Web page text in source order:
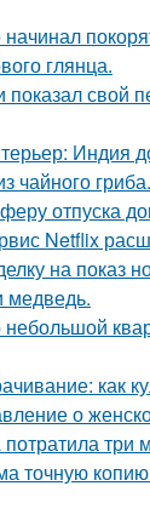
начинал
глянца.
показал свой
Индия
чайного гриба.
отпуска
Netflix
на показ
медведь.
как
о
три
точную